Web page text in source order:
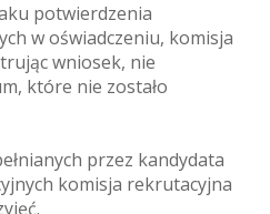
potwierdzenia
w oświadczeniu, komisja
wniosek, nie
które nie zostało
przez kandydata
komisja rekrutacyjna